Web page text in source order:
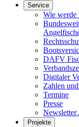
Service
Wie werde
DAFV
Digitaler
Zahlen
Termine
Presse
Projekte